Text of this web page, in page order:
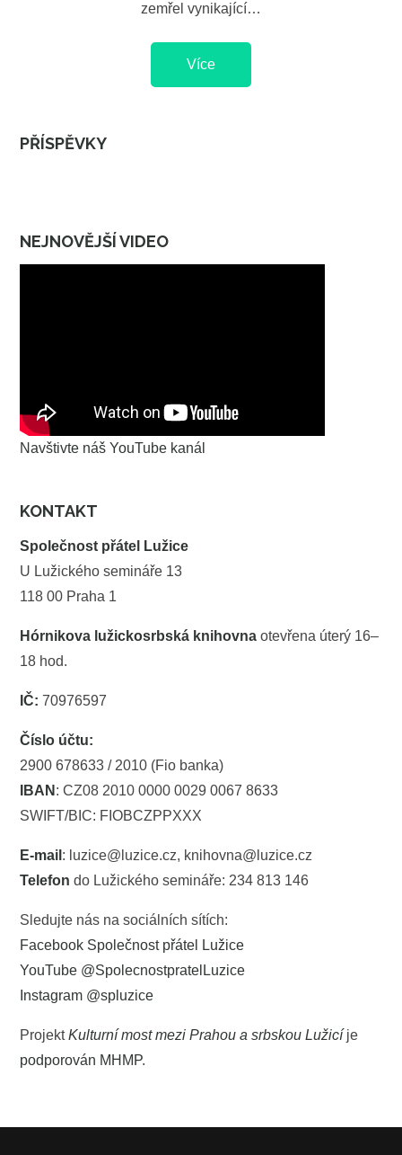
zemřel vynikající…
Více
PŘÍSPĚVKY
NEJNOVĚJŠÍ VIDEO
Navštivte náš YouTube kanál
KONTAKT
Společnost přátel Lužice
U Lužického semináře 13
118 00 Praha 1
Hórnikova lužickosrbská knihovna otevřena úterý 16–
18 hod.
IČ: 70976597
Číslo účtu:
2900 678633 / 2010 (Fio banka)
IBAN : CZ08 2010 0000 0029 0067 8633
SWIFT/BIC: FIOBCZPPXXX
E-mail : luzice@luzice.cz, knihovna@luzice.cz
Telefon do Lužického semináře: 234 813 146
Sledujte nás na sociálních sítích:
Facebook Společnost přátel Lužice
YouTube @SpolecnostpratelLuzice
Instagram @spluzice
ProjektKulturní most mezi Prahou a srbskou Lužicíje
podporován MHMP.